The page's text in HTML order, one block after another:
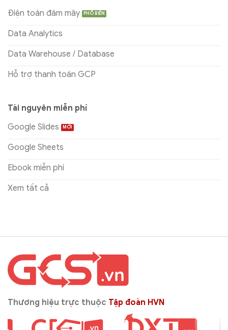
Điện toán đám mây
Data Analytics
Data Warehouse / Database
Hỗ trợ thanh toán GCP
Tài nguyên miễn phí
Google Slides
Google Sheets
Ebook miễn phí
Xem tất cả
Thương hiệu trực thuộc Tập đoàn HVN